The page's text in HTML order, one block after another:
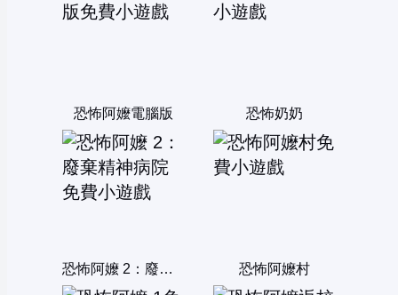
恐怖阿嬤電腦版 恐怖奶奶
恐怖阿嬤 2：廢棄精神病院 恐怖阿嬤村